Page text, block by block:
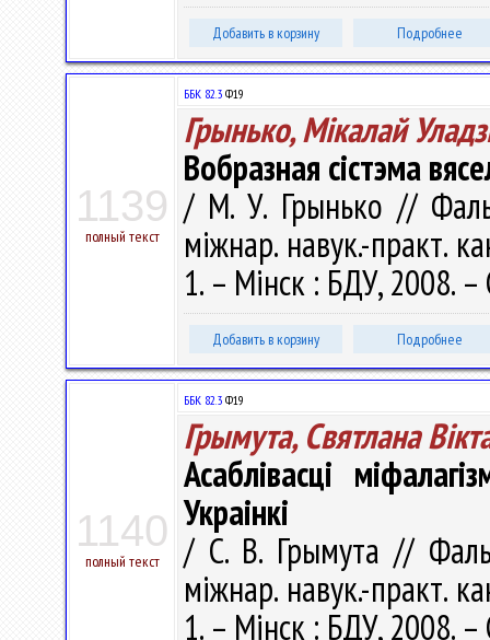
Добавить в корзину Подробнее
1139
полный текст
ББК 82.3 Ф19
Грынько, Мікалай
Вобразная сістэма
/ М. У. Грынько //
міжнар. навук.-практ.
1. – Мінск : БДУ, 2008.
Добавить в корзину Подробнее
1140
полный текст
ББК 82.3 Ф19
Грымута, Святлана
Асаблівасці
Украінкі
/ С. В. Грымута //
міжнар. навук.-практ.
1. – Мінск : БДУ, 2008.